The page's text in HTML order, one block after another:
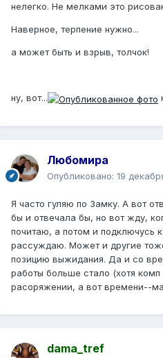
нелегко. Не мелками это
Наверное, терпение нужно...
а может быть и взрыв, толчок!
ну, вот...
Любомира
Опубликовано: 19
Я часто гуляю по Замку. А вот
бы и отвечала бы, но вот жду,
почитаю, а потом и подключусь
рассуждаю. Может и другие
позицию выжидания. Да и со
работы больше стало (хотя
расоряжении, а вот времени--
dama_tref